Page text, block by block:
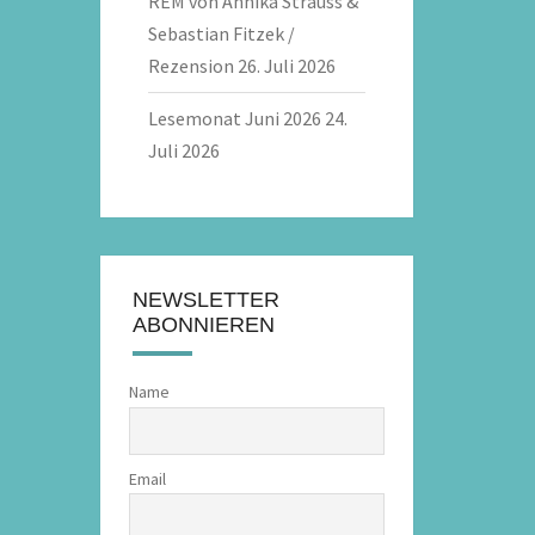
Sebastian Fitzek /
Rezension 26. Juli 2026
Lesemonat Juni 2026 24.
Juli 2026
NEWSLETTER
ABONNIEREN
Name
Email